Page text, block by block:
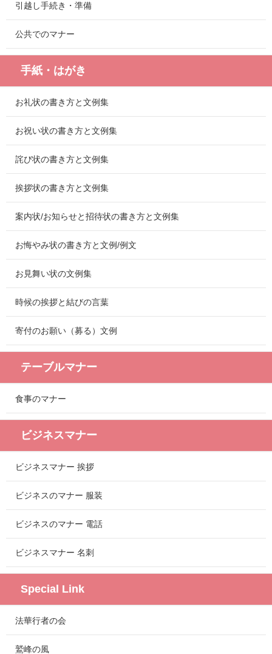
引越し手続き・準備
公共でのマナー
手紙・はがき
お礼状の書き方と文例集
お祝い状の書き方と文例集
詫び状の書き方と文例集
挨拶状の書き方と文例集
案内状/お知らせと招待状の書き方と文例集
お悔やみ状の書き方と文例/例文
お見舞い状の文例集
時候の挨拶と結びの言葉
寄付のお願い（募る）文例
テーブルマナー
食事のマナー
ビジネスマナー
ビジネスマナー 挨拶
ビジネスのマナー 服装
ビジネスのマナー 電話
ビジネスマナー 名刺
Special Link
法華行者の会
鷲峰の風